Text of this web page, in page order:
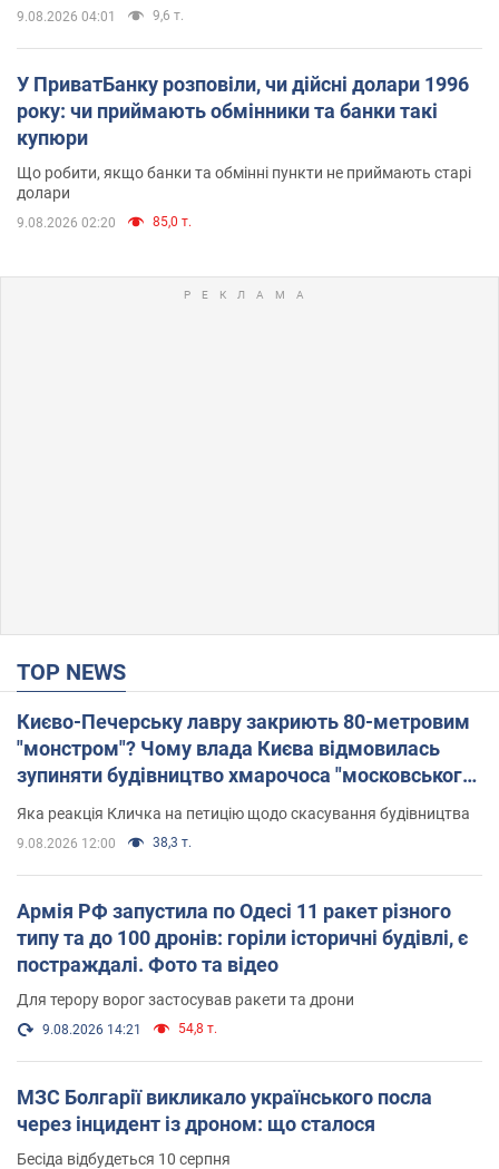
9.08.2026 04:01 9,6 т.
У ПриватБанку розповіли, чи дійсні долари 1996
року: чи приймають обмінники та банки такі
купюри
Що робити, якщо банки та обмінні пункти не приймають старі
долари
9.08.2026 02:20 85,0 т.
TOP NEWS
Києво-Печерську лавру закриють 80-метровим
"монстром"? Чому влада Києва відмовилась
зупиняти будівництво хмарочоса "московського
вірянина"
Яка реакція Кличка на петицію щодо скасування будівництва
9.08.2026 12:00 38,3 т.
Армія РФ запустила по Одесі 11 ракет різного
типу та до 100 дронів: горіли історичні будівлі, є
постраждалі. Фото та відео
Для терору ворог застосував ракети та дрони
9.08.2026 14:21 54,8 т.
МЗС Болгарії викликало українського посла
через інцидент із дроном: що сталося
Бесіда відбудеться 10 серпня